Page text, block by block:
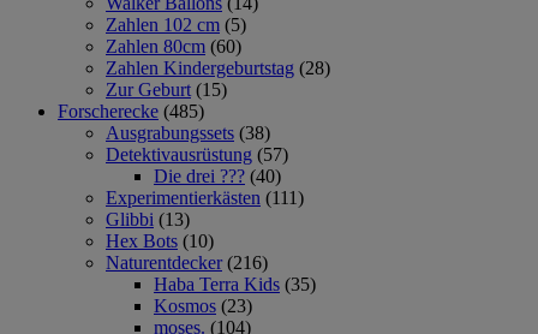
Zahlen 102 cm (5)
Zahlen 80cm (60)
Zahlen Kindergeburtstag (28)
Zur Geburt (15)
Forscherecke (485)
Ausgrabungssets (38)
Detektivausrüstung (57)
Die drei ??? (40)
Experimentierkästen (111)
Glibbi (13)
Hex Bots (10)
Naturentdecker (216)
Haba Terra Kids (35)
Kosmos (23)
moses. (104)